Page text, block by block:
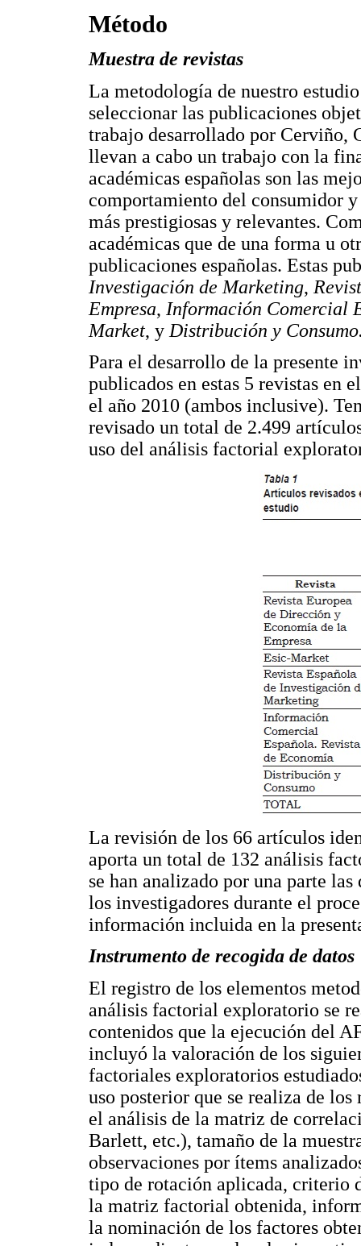
Método
Muestra de revistas
La metodología de nuestro
seleccionar las publicaciones
trabajo desarrollado por Cerviño,
llevan a cabo un trabajo con la
académicas españolas son las
comportamiento del consumidor
más prestigiosas y relevantes.
académicas que de una forma u
publicaciones españolas. Estas
Investigación de Marketing,
Empresa, Información Comercial
Market, y Distribución y
Para el desarrollo de la presente
publicados en estas 5 revistas en
el año 2010 (ambos inclusive).
revisado un total de 2.499
uso del análisis factorial
La revisión de los 66 artículos
aporta un total de 132 análisis
se han analizado por una parte
los investigadores durante el
información incluida en la
Instrumento de recogida de datos
El registro de los elementos
análisis factorial exploratorio se
contenidos que la ejecución del
incluyó la valoración de los
factoriales exploratorios
uso posterior que se realiza de
el análisis de la matriz de
Barlett, etc.), tamaño de la
observaciones por ítems
tipo de rotación aplicada, criterio
la matriz factorial obtenida,
la nominación de los factores